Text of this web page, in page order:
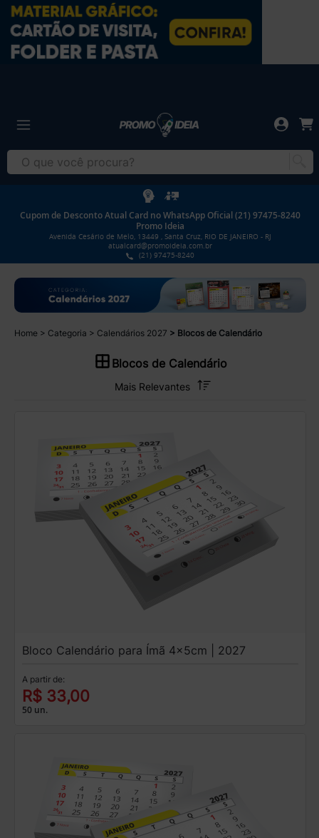
Cupom de Desconto Atual Card no WhatsApp Oficial (21) 97475-8240
Promo Ideia
Avenida Cesário de Melo, 13449 , Santa Cruz, RIO DE JANEIRO - RJ
atualcard@promoideia.com.br
(21) 97475-8240
Home Categoria Calendários 2027 Blocos de Calendário
Blocos de Calendário
Bloco Calendário para Ímã 4x5cm | 2027
A partir de:
R$ 33,00
50 un.